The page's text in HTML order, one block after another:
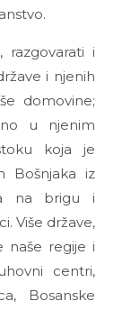
razgovarati i
i njenih
domovine;
u njenim
koja je
Bošnjaka iz
na brigu i
Više države,
naše regije i
centri,
Bosanske